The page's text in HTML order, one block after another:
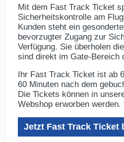
Mit dem Fast Track Ticket
Sicherheitskontrolle am
Kunden steht ein
bevorzugter Zugang zur
Verfügung. Sie überholen
sind direkt im Gate-Bereich
Ihr Fast Track Ticket ist ab
60 Minuten nach dem
Die Tickets können in
Webshop erworben werden.
Jetzt Fast Track Ticket